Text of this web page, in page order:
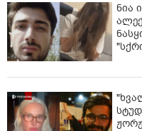
იოსელიანმა სახალხო
საქმიანობის ძირითად
ყურადღება და
გაღრმავების მზაობა
ნია